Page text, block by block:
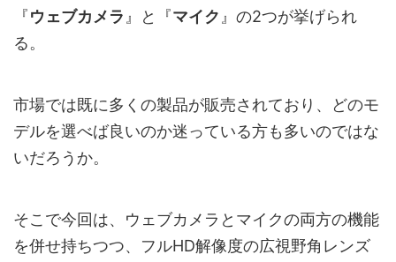
『ウェブカメラ 』と『マイク 』の2つが挙げられ
る。
市場では既に多くの製品が販売されており、どのモ
デルを選べば良いのか迷っている方も多いのではな
いだろうか。
そこで今回は、ウェブカメラとマイクの両方の機能
を併せ持ちつつ、フルHD解像度の広視野角レンズ